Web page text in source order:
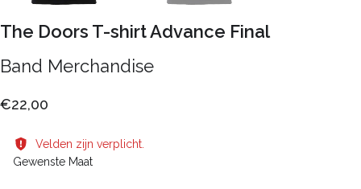
The Doors T-shirt Advance Final
Band Merchandise
€22,00
Velden zijn verplicht.
Gewenste Maat